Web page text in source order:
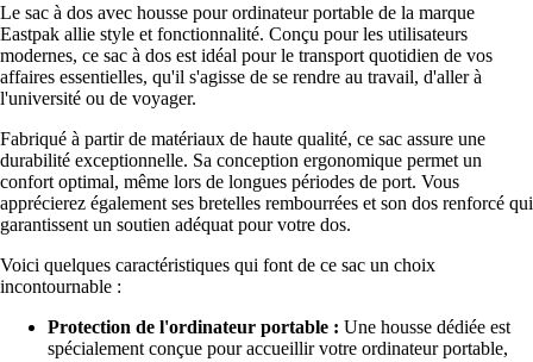
Le sac à dos avec housse pour ordinateur portable de la marque
Eastpak allie style et fonctionnalité. Conçu pour les utilisateurs
modernes, ce sac à dos est idéal pour le transport quotidien de vos
affaires essentielles, qu'il s'agisse de se rendre au travail, d'aller à
l'université ou de voyager.
Fabriqué à partir de matériaux de haute qualité, ce sac assure une
durabilité exceptionnelle. Sa conception ergonomique permet un
confort optimal, même lors de longues périodes de port. Vous
apprécierez également ses bretelles rembourrées et son dos renforcé qui
garantissent un soutien adéquat pour votre dos.
Voici quelques caractéristiques qui font de ce sac un choix
incontournable :
Protection de l'ordinateur portable : Une housse dédiée est
spécialement conçue pour accueillir votre ordinateur portable,